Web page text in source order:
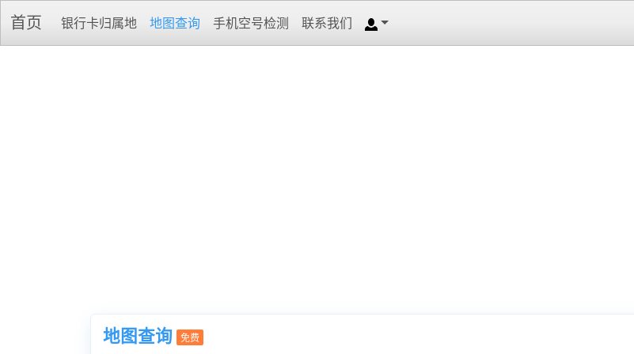
首页 银行卡归属地 地图查询 手机空号检测 联系我们
地图查询 免费